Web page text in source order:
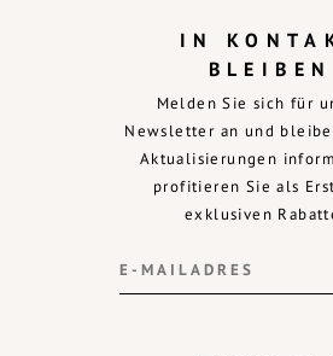
IN
BLEIBEN
Melden Sie sich für
Newsletter an und
Aktualisierungen
profitieren Sie als
exklusiven